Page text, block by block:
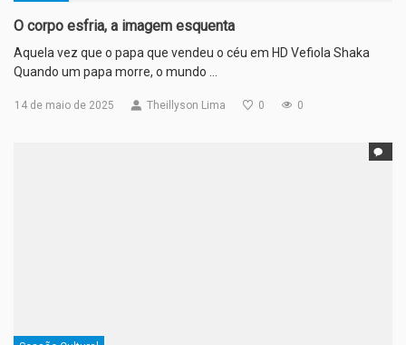
O corpo esfria, a imagem esquenta
Aquela vez que o papa que vendeu o céu em HD Vefiola Shaka
Quando um papa morre, o mundo …
14 de maio de 2025 Theillyson Lima 0 0